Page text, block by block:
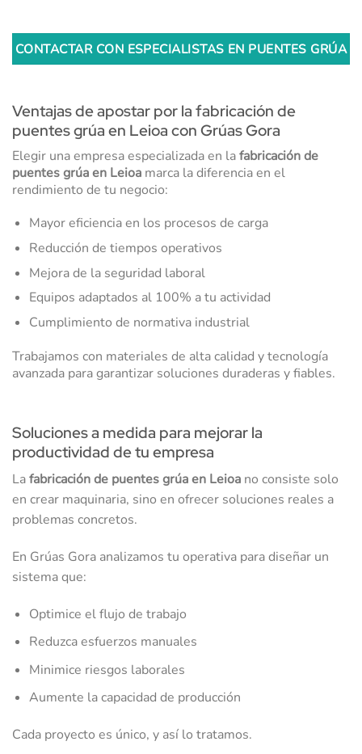
CONTACTAR CON ESPECIALISTAS EN PUENTES GRÚA
Ventajas de apostar por la fabricación de
puentes grúa en Leioa con Grúas Gora
Elegir una empresa especializada en lafabricación de
puentes grúa en Leioa marca la diferencia en el
rendimiento de tu negocio:
Mayor eficiencia en los procesos de carga
Reducción de tiempos operativos
Mejora de la seguridad laboral
Equipos adaptados al 100% a tu actividad
Cumplimiento de normativa industrial
Trabajamos con materiales de alta calidad y tecnología
avanzada para garantizar soluciones duraderas y fiables.
Soluciones a medida para mejorar la
productividad de tu empresa
Lafabricación de puentes grúa en Leioa no consiste solo
en crear maquinaria, sino en ofrecer soluciones reales a
problemas concretos.
En Grúas Gora analizamos tu operativa para diseñar un
sistema que:
Optimice el flujo de trabajo
Reduzca esfuerzos manuales
Minimice riesgos laborales
Aumente la capacidad de producción
Cada proyecto es único, y así lo tratamos.